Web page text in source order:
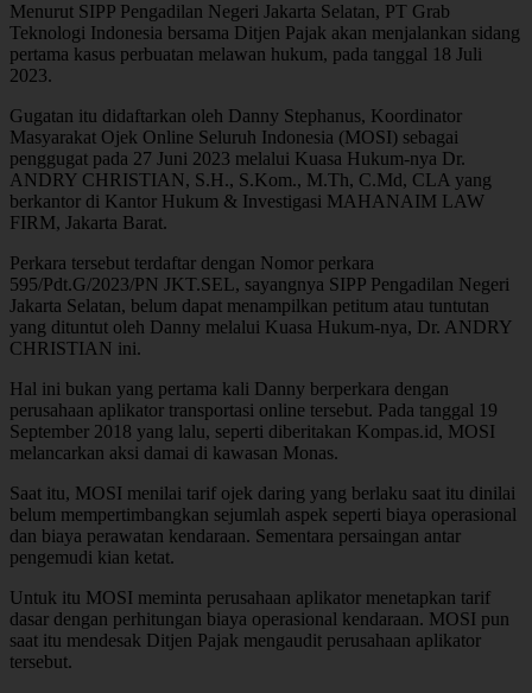
Menurut SIPP Pengadilan Negeri Jakarta Selatan, PT Grab
Teknologi Indonesia bersama Ditjen Pajak akan menjalankan sidang
pertama kasus perbuatan melawan hukum, pada tanggal 18 Juli
2023.
Gugatan itu didaftarkan oleh Danny Stephanus, Koordinator
Masyarakat Ojek Online Seluruh Indonesia (MOSI) sebagai
penggugat pada 27 Juni 2023 melalui Kuasa Hukum-nya Dr.
ANDRY CHRISTIAN, S.H., S.Kom., M.Th, C.Md, CLA yang
berkantor di Kantor Hukum & Investigasi MAHANAIM LAW
FIRM, Jakarta Barat.
Perkara tersebut terdaftar dengan Nomor perkara
595/Pdt.G/2023/PN JKT.SEL, sayangnya SIPP Pengadilan Negeri
Jakarta Selatan, belum dapat menampilkan petitum atau tuntutan
yang dituntut oleh Danny melalui Kuasa Hukum-nya, Dr. ANDRY
CHRISTIAN ini.
Hal ini bukan yang pertama kali Danny berperkara dengan
perusahaan aplikator transportasi online tersebut. Pada tanggal 19
September 2018 yang lalu, seperti diberitakan Kompas.id, MOSI
melancarkan aksi damai di kawasan Monas.
Saat itu, MOSI menilai tarif ojek daring yang berlaku saat itu dinilai
belum mempertimbangkan sejumlah aspek seperti biaya operasional
dan biaya perawatan kendaraan. Sementara persaingan antar
pengemudi kian ketat.
Untuk itu MOSI meminta perusahaan aplikator menetapkan tarif
dasar dengan perhitungan biaya operasional kendaraan. MOSI pun
saat itu mendesak Ditjen Pajak mengaudit perusahaan aplikator
tersebut.